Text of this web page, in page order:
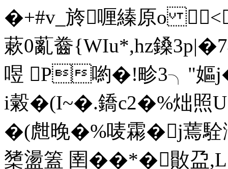
�+#v_旍喱縥原o
蔌0薍齤{WIu*,hz鎟
喅 P喲�!畛3╮"
i糓�(I~�.鐈c2�%炪照
�(甝晚�%唛霦�j蔫駩
橥盪篕 圉��*�贁盁